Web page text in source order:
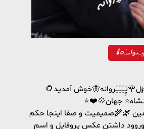
🌿🌾صمیمیت و صفا اینجا حکم
داشتن عکس پروفایل و اسم